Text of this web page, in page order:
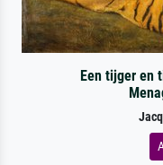
Een tijger en